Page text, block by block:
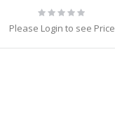
Rating:
0%
Please Login to see Price